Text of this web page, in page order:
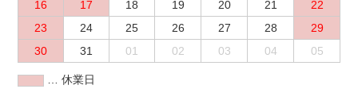
16
17 18 19 20 21
22
23
24 25 26 27 28
29
30
31 01 02 03 04 05
… 休業日